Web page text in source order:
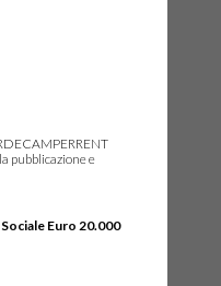
pubblicazione e
Euro 20.000